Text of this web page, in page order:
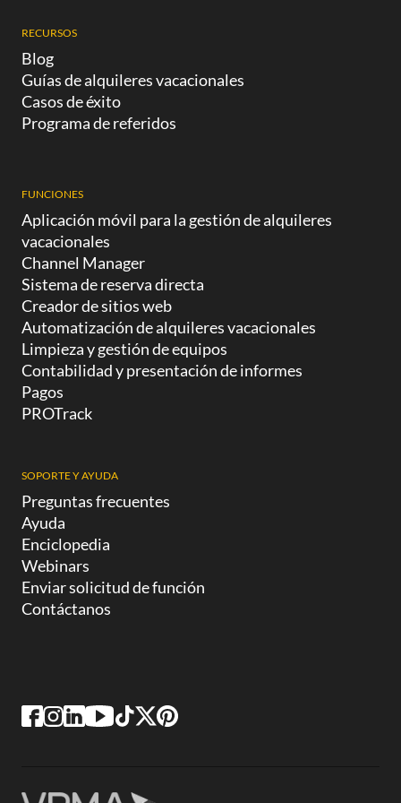
RECURSOS
Blog
Guías de alquileres vacacionales
Casos de éxito
Programa de referidos
FUNCIONES
Aplicación móvil para la gestión de alquileres
vacacionales
Channel Manager
Sistema de reserva directa
Creador de sitios web
Automatización de alquileres vacacionales
Limpieza y gestión de equipos
Contabilidad y presentación de informes
Pagos
PROTrack
SOPORTE Y AYUDA
Preguntas frecuentes
Ayuda
Enciclopedia
Webinars
Enviar solicitud de función
Contáctanos